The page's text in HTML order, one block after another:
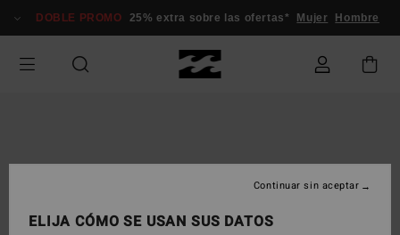
información
DOBLE PROMO 25% extra sobre las ofertas* Mujer Hombre
ELIJA CÓMO SE USAN SUS DATOS
Continuar sin aceptar